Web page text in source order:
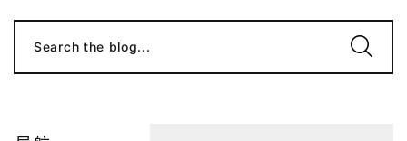
Search the blog...